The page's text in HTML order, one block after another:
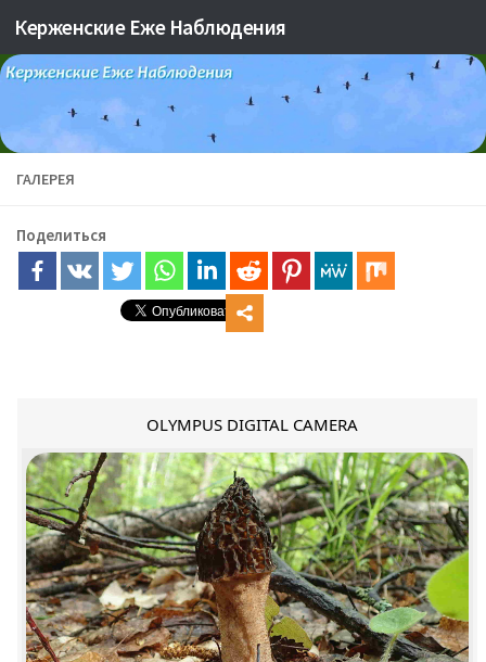
Skip to content
Керженские Еже Наблюдения
ГАЛЕРЕЯ
Поделиться
OLYMPUS DIGITAL CAMERA